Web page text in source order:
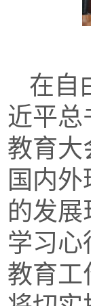
在自
近平总
教育大
国内
的发
学习心
教育工